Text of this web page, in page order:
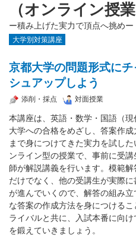
（オンライン授業
ー積み上げた実力で頂点へ挑めー
大学別対策講座
京都大学の問題形式に
シュアップしよう
添削・採点 対面授業
本講座は、英語・数学・国語（
大学への合格をめざし、答案作
まで身につけてきた実力を試し
ンライン型の授業で、事前に受
師が解説講義を行います。模範
だけでなく、他の受講生が実際
が進んでいくので、解答の組み
な答案の作成方法を身につける
ライバルと共に、入試本番に向
を鍛えていきましょう。